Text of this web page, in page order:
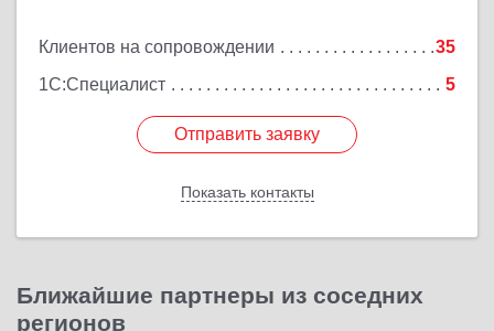
Клиентов на сопровождении
35
1С:Специалист
5
Отправить заявку
Показать контакты
Подробнее
Отправить заявку
Назад
Ближайшие партнеры из соседних
регионов